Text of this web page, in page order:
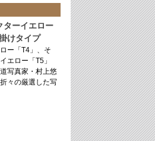
ーイエロー
けタイプ
ー「T4」、そ
エロー「T5」
写真家・村上悠
々の厳選した写